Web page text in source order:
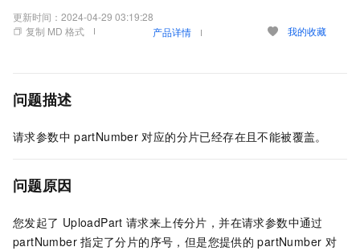
更新时间： 2024-04-29 03:19:28
复制 MD 格式
产品详情 我的收藏
问题描述
请求参数中 partNumber 对应的分片已经存在且不能被覆盖。
问题原因
您发起了 UploadPart 请求来上传分片，并在请求参数中通过
partNumber 指定了分片的序号，但是您提供的 partNumber 对